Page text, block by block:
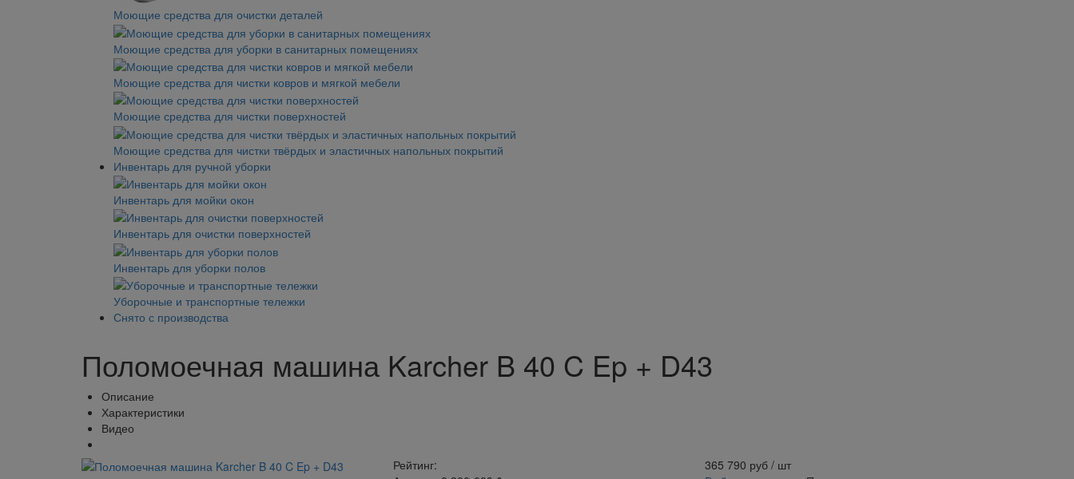
Моющие средства для очистки деталей
Моющие средства для уборки в санитарных помещениях
Моющие средства для чистки ковров и мягкой мебели
Моющие средства для чистки поверхностей
Моющие средства для чистки твёрдых и эластичных напольных покрытий
Инвентарь для ручной уборки
Инвентарь для мойки окон
Инвентарь для очистки поверхностей
Инвентарь для уборки полов
Уборочные и транспортные тележки
Снято с производства
Поломоечная машина Karcher B 40 C Ep + D43
Описание
Характеристики
Видео
Рейтинг:
365 790 руб / шт